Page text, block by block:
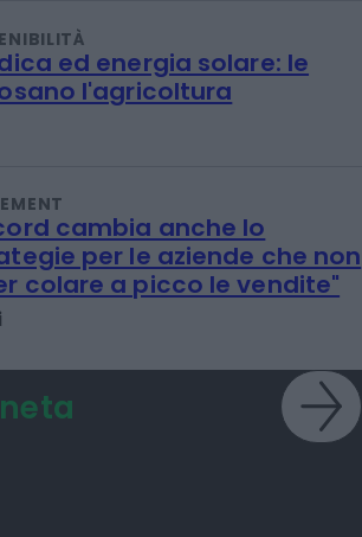
ed energia solare: le
l'agricoltura
cambia anche lo
per le aziende che non
colare a picco le vendite"